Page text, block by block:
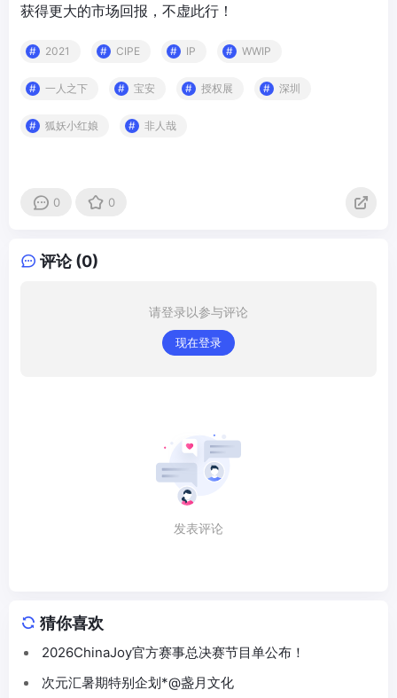
获得更大的市场回报，不虚此行！
2021 CIPE IP WWIP
一人之下 宝安 授权展 深圳
狐妖小红娘 非人哉
0 0
评论 (0)
请登录以参与评论
现在登录
发表评论
猜你喜欢
2026ChinaJoy官方赛事总决赛节目单公布！
次元汇暑期特别企划*@盏月文化